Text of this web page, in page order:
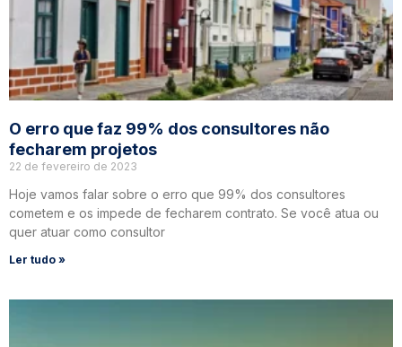
O erro que faz 99% dos consultores não
fecharem projetos
22 de fevereiro de 2023
Hoje vamos falar sobre o erro que 99% dos consultores
cometem e os impede de fecharem contrato. Se você atua ou
quer atuar como consultor
Ler tudo »